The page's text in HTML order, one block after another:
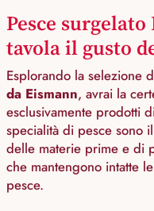
Pesce
tavola il gusto
Esplorando la selezione
da Eismann, avrai la
esclusivamente prodotti
specialità di pesce sono
delle materie prime e di
che mantengono intatte
pesce.